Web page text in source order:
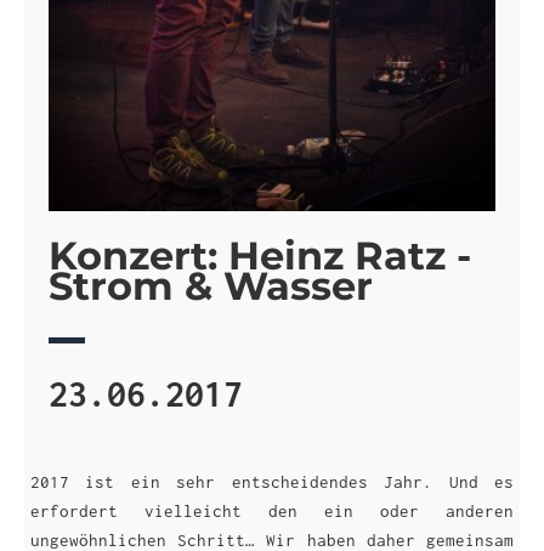
Konzert: Heinz Ratz -
Strom & Wasser
23.06.2017
2017 ist ein sehr entscheidendes Jahr. Und es
erfordert vielleicht den ein oder anderen
ungewöhnlichen Schritt… Wir haben daher gemeinsam